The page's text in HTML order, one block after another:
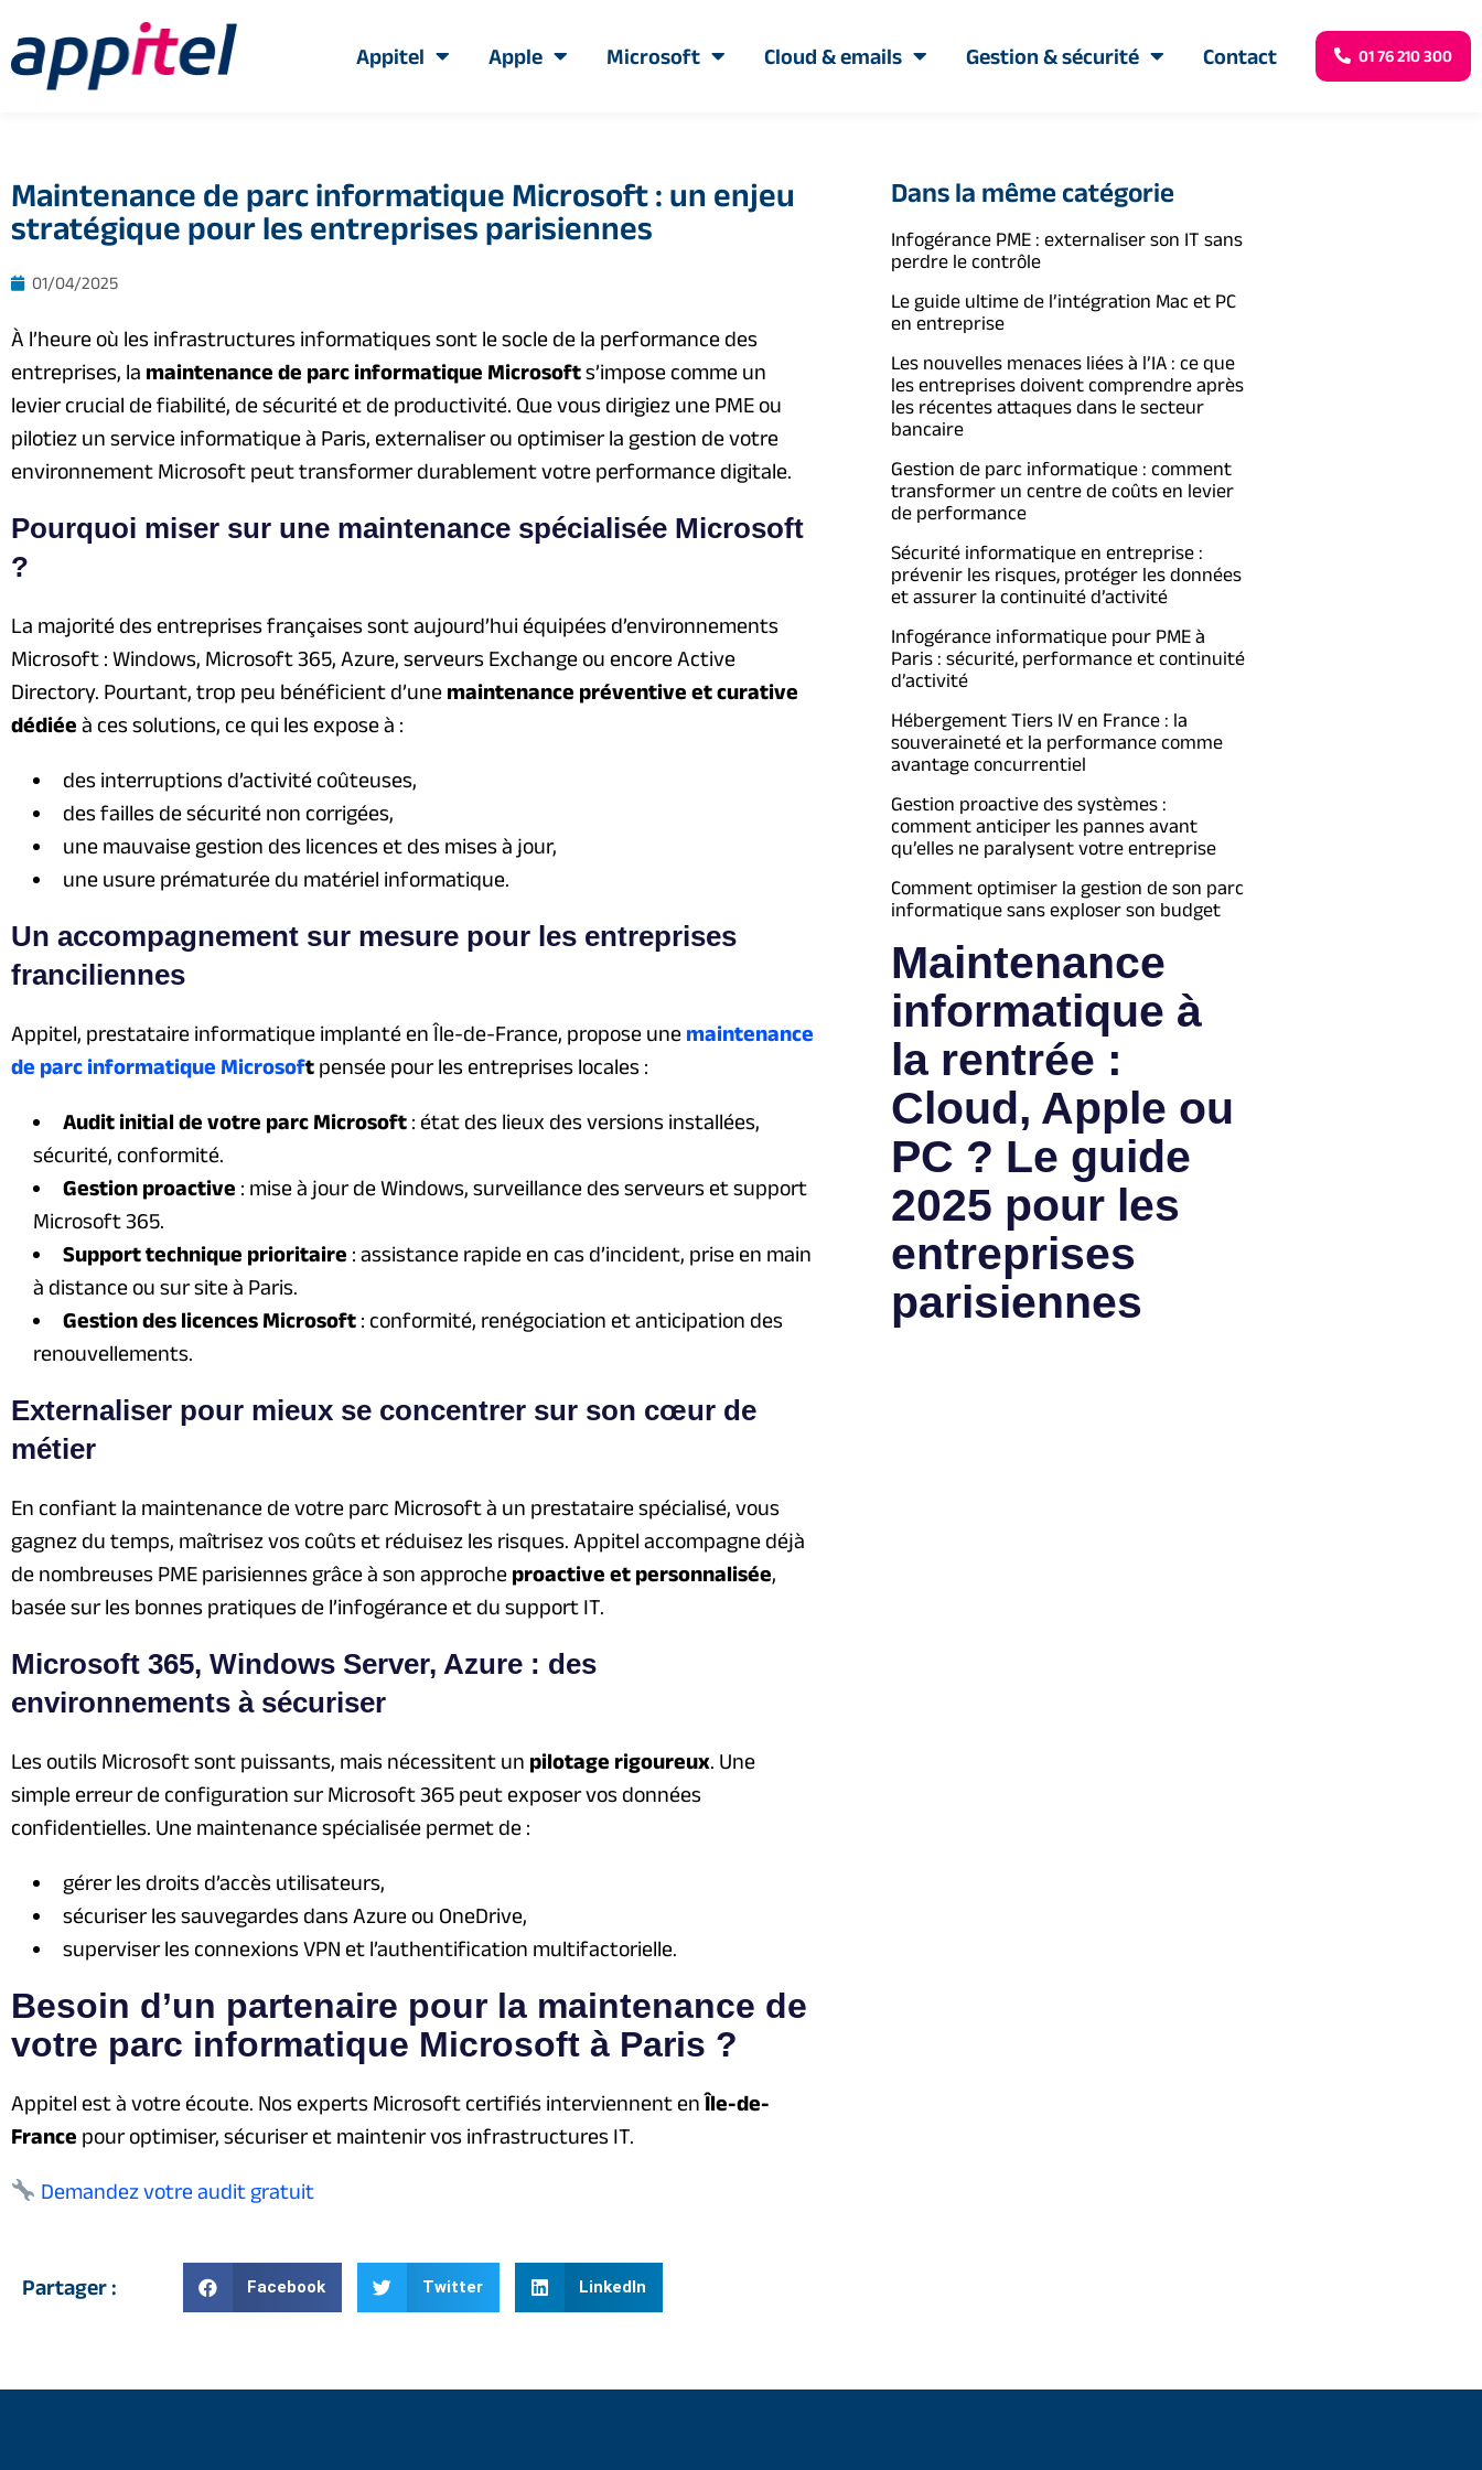
Appitel Apple Microsoft Cloud & emails Gestion & sécurité Contact 01 76 210 300
Maintenance de parc informatique Microsoft : un enjeu
stratégique pour les entreprises parisiennes
01/04/2025
À l’heure où les infrastructures informatiques sont le socle de la performance des
entreprises, la maintenance de parc informatique Microsofts’impose comme un
levier crucial de fiabilité, de sécurité et de productivité. Que vous dirigiez une PME ou
pilotiez un service informatique à Paris, externaliser ou optimiser la gestion de votre
environnement Microsoft peut transformer durablement votre performance digitale.
Pourquoi miser sur une maintenance spécialisée Microsoft
?
La majorité des entreprises françaises sont aujourd’hui équipées d’environnements
Microsoft : Windows, Microsoft 365, Azure, serveurs Exchange ou encore Active
Directory. Pourtant, trop peu bénéficient d’une maintenance préventive et curative
dédiée à ces solutions, ce qui les expose à :
des interruptions d’activité coûteuses,
des failles de sécurité non corrigées,
une mauvaise gestion des licences et des mises à jour,
une usure prématurée du matériel informatique.
Un accompagnement sur mesure pour les entreprises
franciliennes
Appitel, prestataire informatique implanté en Île-de-France, propose une maintenance
de parc informatique Microsoft pensée pour les entreprises locales :
Audit initial de votre parc Microsoft : état des lieux des versions installées,
sécurité, conformité.
Gestion proactive : mise à jour de Windows, surveillance des serveurs et support
Microsoft 365.
Support technique prioritaire : assistance rapide en cas d’incident, prise en main
à distance ou sur site à Paris.
Gestion des licences Microsoft : conformité, renégociation et anticipation des
renouvellements.
Externaliser pour mieux se concentrer sur son cœur de
métier
En confiant la maintenance de votre parc Microsoft à un prestataire spécialisé, vous
gagnez du temps, maîtrisez vos coûts et réduisez les risques. Appitel accompagne déjà
de nombreuses PME parisiennes grâce à son approche proactive et personnalisée,
basée sur les bonnes pratiques de l’infogérance et du support IT.
Microsoft 365, Windows Server, Azure : des
environnements à sécuriser
Les outils Microsoft sont puissants, mais nécessitent un pilotage rigoureux. Une
simple erreur de configuration sur Microsoft 365 peut exposer vos données
confidentielles. Une maintenance spécialisée permet de :
gérer les droits d’accès utilisateurs,
sécuriser les sauvegardes dans Azure ou OneDrive,
superviser les connexions VPN et l’authentification multifactorielle.
Besoin d’un partenaire pour la maintenance de
votre parc informatique Microsoft à Paris ?
Appitel est à votre écoute. Nos experts Microsoft certifiés interviennent enÎle-de-
France pour optimiser, sécuriser et maintenir vos infrastructures IT.
Demandez votre audit gratuit
Partager : Facebook Twitter LinkedIn
Dans la même catégorie
Infogérance PME : externaliser son IT sans
perdre le contrôle
Le guide ultime de l’intégration Mac et PC
en entreprise
Les nouvelles menaces liées à l’IA : ce que
les entreprises doivent comprendre après
les récentes attaques dans le secteur
bancaire
Gestion de parc informatique : comment
transformer un centre de coûts en levier
de performance
Sécurité informatique en entreprise :
prévenir les risques, protéger les données
et assurer la continuité d’activité
Infogérance informatique pour PME à
Paris : sécurité, performance et continuité
d’activité
Hébergement Tiers IV en France : la
souveraineté et la performance comme
avantage concurrentiel
Gestion proactive des systèmes :
comment anticiper les pannes avant
qu’elles ne paralysent votre entreprise
Comment optimiser la gestion de son parc
informatique sans exploser son budget
Maintenance
informatique à
la rentrée :
Cloud, Apple ou
PC ? Le guide
2025 pour les
entreprises
parisiennes